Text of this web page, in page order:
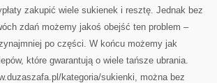
zakupić wiele sukienek i resztę. Jednak bez
zdań możemy jakoś obejść ten problem –
po części. W końcu możemy jak
które gwarantują o wiele tańsze ubrania.
kategoria/sukienki, można bez